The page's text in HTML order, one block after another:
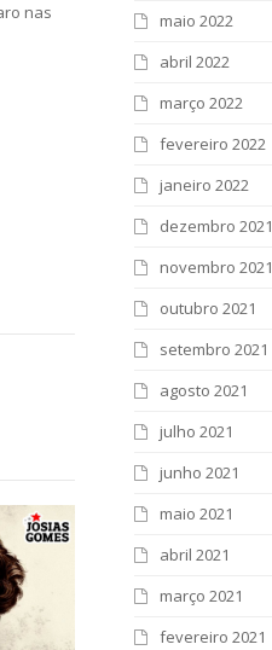
nas
maio 2022
abril 2022
março 2022
fevereiro 2022
janeiro 2022
dezembro 2021
novembro 2021
outubro 2021
setembro 2021
agosto 2021
julho 2021
junho 2021
maio 2021
abril 2021
março 2021
fevereiro 2021